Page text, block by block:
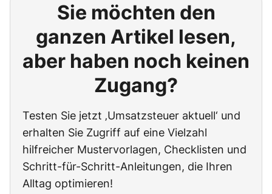
Sie möchten den
ganzen Artikel lesen,
aber haben noch keinen
Zugang?
Testen Sie jetzt ‚Umsatzsteuer aktuell‘ und
erhalten Sie Zugriff auf eine Vielzahl
hilfreicher Mustervorlagen, Checklisten und
Schritt-für-Schritt-Anleitungen, die Ihren
Alltag optimieren!